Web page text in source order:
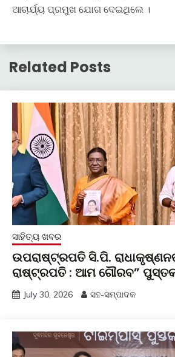
ଆଚାର୍ଯ୍ୟ ପ୍ରମୁଖ ଯୋଗ ଦେଇଥିଲେ ।
Related Posts
ସାହିତ୍ୟ ଖବର
ଉପରାଷ୍ଟ୍ରପତି ସି.ପି.
ରାଷ୍ଟ୍ରପତି : ଆମ ଗୌରବ” ପୁସ୍ତକ
July 30, 2026 ସହ-ସମ୍ପାଦକ